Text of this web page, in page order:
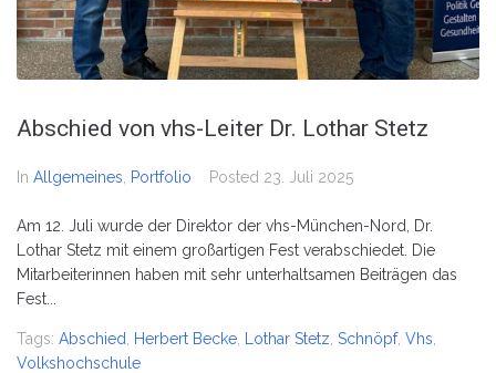
Abschied von vhs-Leiter Dr. Lothar Stetz
In Allgemeines Portfolio Posted 23. Juli 2025
Am 12. Juli wurde der Direktor der vhs-München-Nord, Dr.
Lothar Stetz mit einem großartigen Fest verabschiedet. Die
Mitarbeiterinnen haben mit sehr unterhaltsamen Beiträgen das
Fest...
Tags: Abschied Herbert Becke Lothar Stetz Schnöpf, Vhs
Volkshochschule